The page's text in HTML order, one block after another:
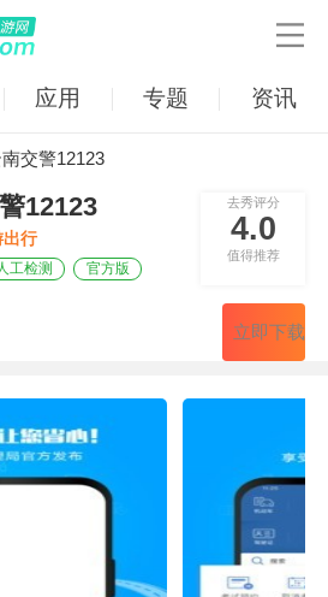

应用 专题 资讯
交警12123
12123
出行
工检测 官方版
去秀评分
4.0
值得推荐
立即下载